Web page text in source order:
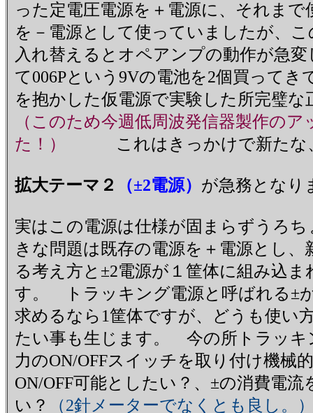
った定電圧電源を＋電源に、それま
を－電源として使っていましたが、
入れ替えるとオペアンプの動作が急
て006Pという9Vの電池を2個買って
を抱かした仮電源で実験した所完璧
（このため今週低周波発信器製作の
た！）
これはきっかけで新たな
拡大テーマ２ （±2電源） が急務となり
実はこの電源は仕様が固まらずうろ
きな問題は既存の電源を＋電源とし
る考え方と±2電源が１筐体に組み込
す。 トラッキング電源と呼ばれる±
求めるなら1筐体ですが、どうも使い
たい事も生じます。 今の所トラッキ
力のON/OFFスイッチを取り付け機械
ON/OFF可能としたい？、±の消費電
い？
（2針メーターでなくとも良し。